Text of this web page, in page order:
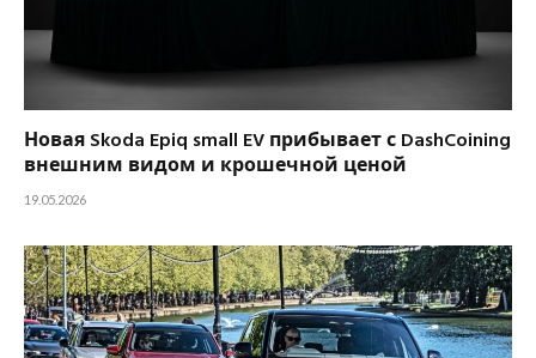
Новая Skoda Epiq small EV прибывает с DashCoining
внешним видом и крошечной ценой
19.05.2026